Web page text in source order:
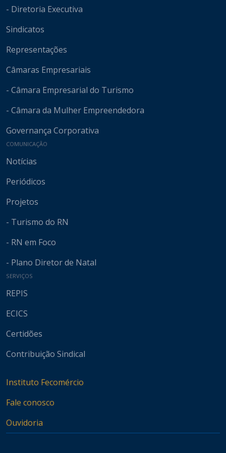
- Diretoria Executiva
Sindicatos
Representações
Câmaras Empresariais
- Câmara Empresarial do Turismo
- Câmara da Mulher Empreendedora
Governança Corporativa
COMUNICAÇÃO
Notícias
Periódicos
Projetos
- Turismo do RN
- RN em Foco
- Plano Diretor de Natal
SERVIÇOS
REPIS
ECICS
Certidões
Contribuição Sindical
Instituto Fecomércio
Fale conosco
Ouvidoria